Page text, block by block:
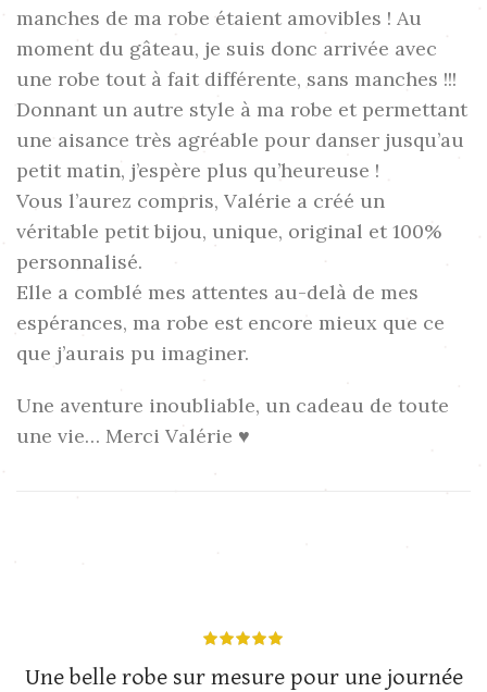
manches de ma robe étaient amovibles ! Au
moment du gâteau, je suis donc arrivée avec
une robe tout à fait différente, sans manches !!!
Donnant un autre style à ma robe et permettant
une aisance très agréable pour danser jusqu’au
petit matin, j’espère plus qu’heureuse !
Vous l’aurez compris, Valérie a créé un
véritable petit bijou, unique, original et 100%
personnalisé.
Elle a comblé mes attentes au-delà de mes
espérances, ma robe est encore mieux que ce
que j’aurais pu imaginer.
Une aventure inoubliable, un cadeau de toute
une vie… Merci Valérie ♥
Une belle robe sur mesure pour une journée